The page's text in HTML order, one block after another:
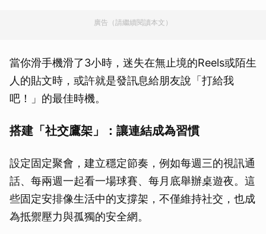
廣告（請繼續閱讀本文）
當你滑手機滑了3小時，迷失在無止境的Reels或陌生
人的貼文時，或許就是發訊息給朋友說「打給我
吧！」的最佳時機。
搭建「社交鷹架」：讓連結成為習慣
設定固定聚會，建立穩定節奏，例如每週三的視訊通
話、每兩週一起看一場球賽、每月底舉辦桌遊夜。這
些固定安排像生活中的支撐架，不僅維持社交，也成
為抵禦壓力與孤獨的安全網。